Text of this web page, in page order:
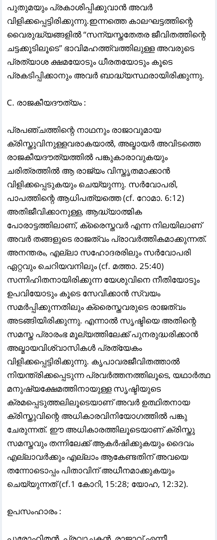
പുതുമയും പ്രകാശിപ്പിക്കുവാൻ അവർ
വിളിക്കപ്പെട്ടിരിക്കുന്നു.ഇന്നത്തെ കാലഘട്ടത്തിന്റെ
വൈരുദ്ധ്യങ്ങളിൽ “സന്യസ്തതേതര ജീവിതത്തിന്റെ
ചട്ടക്കൂടിലൂടെ” ഭാവിമഹത്ത്വത്തിലുള്ള അവരുടെ
പ്രത്യാശ ക്ഷമയോടും ധീരതയോടും കൂടെ
പ്രകടിപ്പിക്കാനും അവർ ബാദ്ധ്യസ്ഥരായിരിക്കുന്നു.
C. രാജകീയദൗത്യം :
പ്രപഞ്ചത്തിന്റെ നാഥനും രാജാവുമായ
ക്രിസ്തുവിനുള്ളവരാകയാൽ, അല്മായർ അവിടത്തെ
രാജകീയദൗത്യത്തിൽ പങ്കുകാരാവുകയും
ചരിത്രത്തിൽ ആ രാജ്യം വിസ്തൃതമാക്കാൻ
വിളിക്കപ്പെടുകയും ചെയ്യുന്നു. സർവോപരി,
പാപത്തിന്റെ ആധിപത്യത്തെ (cf. റോമാ. 6:12)
അതിജീവിക്കാനുള്ള, ആദ്ധ്യാത്മിക
പോരാട്ടത്തിലാണ്, ക്രൈസ്തവർ എന്ന നിലയിലാണ്
അവർ തങ്ങളുടെ രാജത്വം പ്രാവർത്തികമാക്കുന്നത്.
അനന്തരം, എല്ലാ സഹോദരരിലും സർവോപരി
ഏറ്റവും ചെറിയവനിലും (cf. മത്താ. 25:40)
സന്നിഹിതനായിരിക്കുന്ന യേശുവിനെ നീതിയോടും
ഉപവിയോടും കൂടെ സേവിക്കാൻ സ്വയം
സമർപ്പിക്കുന്നതിലും ക്രൈസ്തവരുടെ രാജത്വം
അടങ്ങിയിരിക്കുന്നു. എന്നാൽ സൃഷ്ടിയെ അതിന്റെ
സമസ്ത പ്രാരംഭ മൂല്യത്തിലേക്ക് പുനരുദ്ധരിക്കാൻ
അല്മായവിശ്വാസികൾ പ്രത്യേകം
വിളിക്കപ്പെട്ടിരിക്കുന്നു. കൃപാവരജീവിതത്താൽ
നിയന്ത്രിക്കപ്പെടുന്ന പ്രവർത്തനത്തിലൂടെ, യഥാർത്ഥ
മനുഷ്യക്ഷേമത്തിനായുള്ള സൃഷ്ടിയുടെ
ക്രമപ്പെടുത്തലിലൂടെയാണ് അവർ ഉത്ഥിതനായ
ക്രിസ്തുവിന്റെ അധികാരവിനിയോഗത്തിൽ പങ്കു
ചേരുന്നത്. ഈ അധികാരത്തിലൂടെയാണ് ക്രിസ്തു
സമസ്തവും തന്നിലേക്ക് ആകർഷിക്കുകയും ദൈവം
എല്ലാവർക്കും എല്ലാം ആകേണ്ടതിന് അവയെ
തന്നോടൊപ്പം പിതാവിന് അധീനമാക്കുകയും
ചെയ്യുന്നത് (cf.1 കോറി, 15:28; യോഹ, 12:32).
ഉപസംഹാരം :